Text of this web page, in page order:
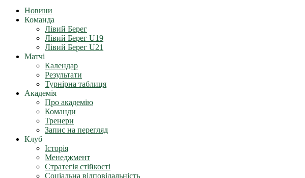
Новини
Команда
Лівий Берег
Лівий Берег U19
Лівий Берег U21
Матчі
Календар
Результати
Турнірна таблиця
Академія
Про академію
Команди
Тренери
Запис на перегляд
Клуб
Історія
Менеджмент
Стратегія стійкості
Соціальна відповідальність